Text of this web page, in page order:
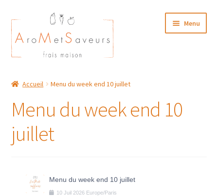
Aller
à
la
navigation
Aller
au
contenu
Menu
MON COMPTE
Accueil Menu du week end 10 juillet
Menu du week end 10
juillet
Menu du week end 10 juillet
10 Juil 2026 Europe/Paris